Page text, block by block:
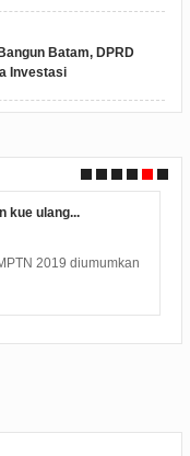
Batam, DPRD
Investasi
Judi Deposit